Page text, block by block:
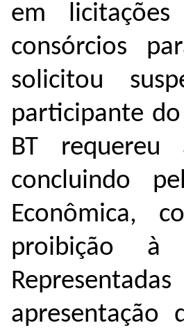
em
consórcios
solicitou
participante
BT requereu
concluindo
Econômica,
proibição à
apresentação